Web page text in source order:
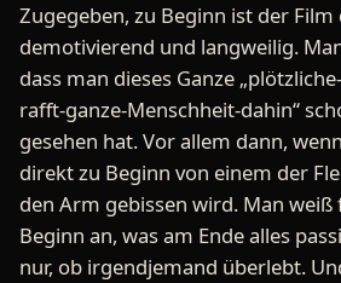
Zugegeben, zu Beginn ist der
demotivierend und langweilig.
dass man dieses Ganze
rafft-ganze-Menschheit-dahin“
gesehen hat. Vor allem dann,
direkt zu Beginn von einem der
den Arm gebissen wird. Man
Beginn an, was am Ende alles
nur, ob irgendjemand überlebt.